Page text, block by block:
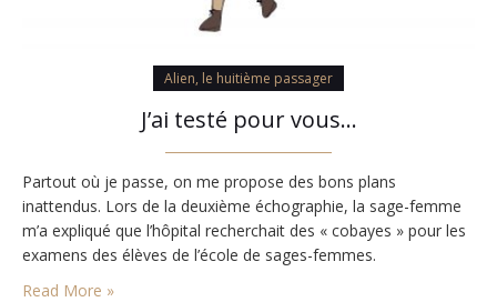
Alien, le huitième passager
J’ai testé pour vous…
Partout où je passe, on me propose des bons plans
inattendus. Lors de la deuxième échographie, la sage-femme
m’a expliqué que l’hôpital recherchait des « cobayes » pour les
examens des élèves de l’école de sages-femmes.
Read More »